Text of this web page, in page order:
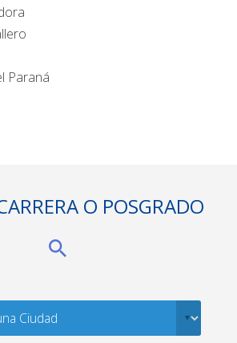
Paraná
O POSGRADO